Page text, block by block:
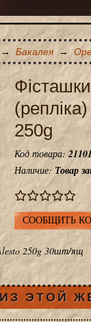
→ Бакалея →
250g
Код товара:21101
Наличие: Товар
СООБЩИТЬ
250g 30шт/ящ
ЭТОЙ